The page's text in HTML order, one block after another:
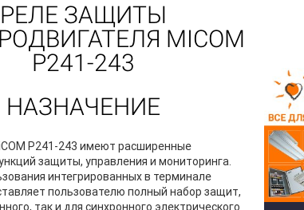
РЕЛЕ ЗАЩИТЫ
MICOM
P241-243
НАЗНАЧЕНИЕ
P241-243 имеют расширенные
защиты, управления и мониторинга.
интегрированных в терминале
пользователю полный набор защит,
так и для синхронного электрического